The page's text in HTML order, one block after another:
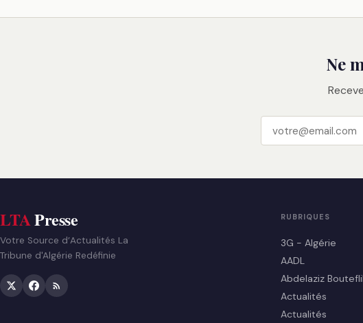
Ne
LTAPresse
Votre Source d’Actualités La
Tribune d'Algérie Redéfinie
RUBRIQUES
3G - Algérie
AADL
Abdelaziz
Actualités
Actualités